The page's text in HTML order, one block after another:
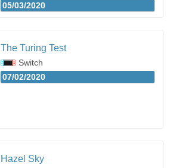
05/03/2020
The Turing Test
Switch
07/02/2020
Hazel Sky